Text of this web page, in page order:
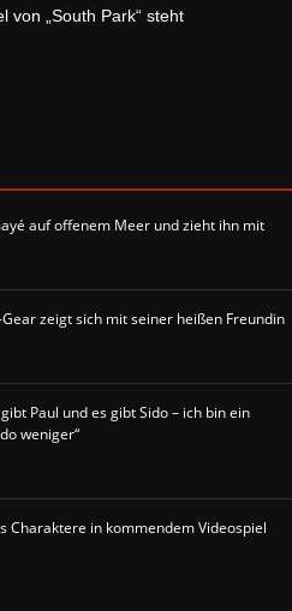
von „South Park“ steht
auf offenem Meer und zieht ihn mit
zeigt sich mit seiner heißen Freundin
Paul und es gibt Sido – ich bin ein
weniger“
Charaktere in kommendem Videospiel